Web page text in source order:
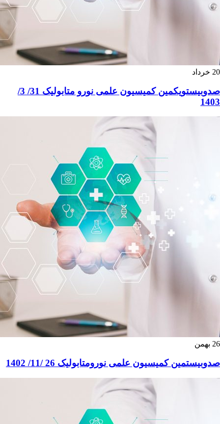
20 خرداد
صدوبیستویکمین کمیسیون علمی نورو متابولیک 31/ 3/
1403
26 بهمن
صدوبیستمین کمیسیون علمی نورومتابولیک 26 /11/ 1402